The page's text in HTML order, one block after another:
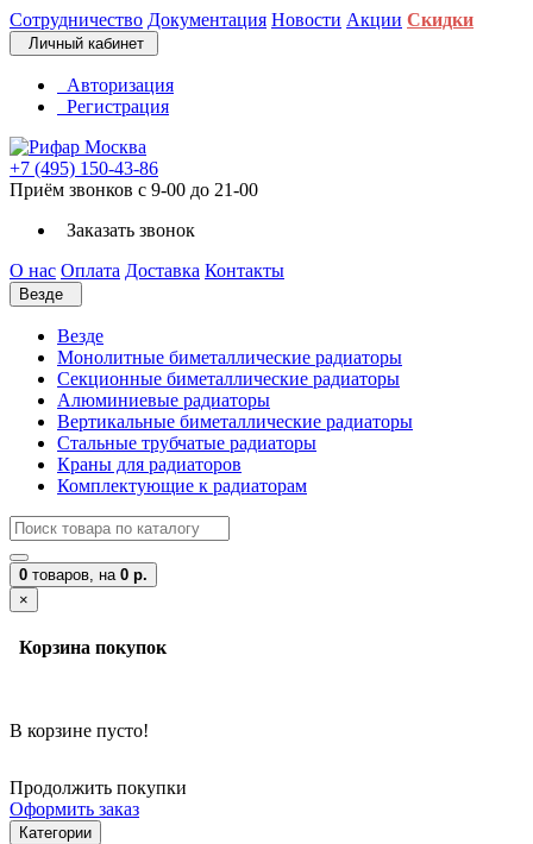
Сотрудничество Документация Новости Акции Скидки
Личный кабинет
Авторизация
Регистрация
+7 (495) 150-43-86
Приём звонков с 9-00 до 21-00
Заказать звонок
О нас Оплата Доставка Контакты
Везде
Везде
Монолитные биметаллические радиаторы
Секционные биметаллические радиаторы
Алюминиевые радиаторы
Вертикальные биметаллические радиаторы
Стальные трубчатые радиаторы
Краны для радиаторов
Комплектующие к радиаторам
0 товаров, на 0 р.
×
Корзина покупок
В корзине пусто!
Продолжить покупки
Оформить заказ
Категории